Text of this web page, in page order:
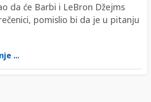
da će Barbi i LeBron Džejms
pomislio bi da je u pitanju
...